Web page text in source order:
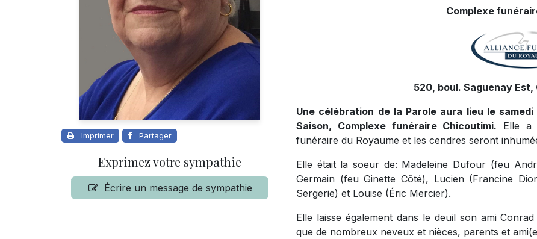
Imprimer Partager
Exprimez votre sympathie
Écrire un message de sympathie
Complexe
520, boul. Saguenay Est,
Une célébration de la Parole aura lieu le
Saison, Complexe funéraire Chicoutimi. Elle a
funéraire du Royaume et les cendres seront
Elle était la soeur de: Madeleine Dufour (feu
Germain (feu Ginette Côté), Lucien (Francine
Sergerie) et Louise (Éric Mercier).
Elle laisse également dans le deuil son ami
que de nombreux neveux et nièces, parents et